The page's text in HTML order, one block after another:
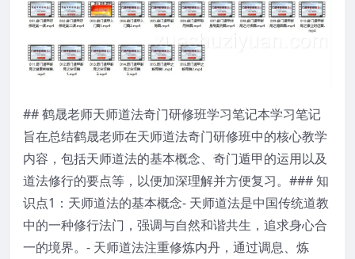
## 鹤晟老师天师道法奇门研修班学习笔记本学习笔记
旨在总结鹤晟老师在天师道法奇门研修班中的核心教学
内容，包括天师道法的基本概念、奇门遁甲的运用以及
道法修行的要点等，以便加深理解并方便复习。### 知
识点1：天师道法的基本概念- 天师道法是中国传统道教
中的一种修行法门，强调与自然和谐共生，追求身心合
一的境界。- 天师道法注重修炼内丹，通过调息、炼